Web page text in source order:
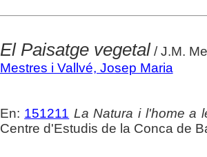
El Paisatge vegetal/ J.M.
Mestres i Vallvé, Josep Maria
En: 151211 La Natura i l'home a
Centre d'Estudis de la Conca de